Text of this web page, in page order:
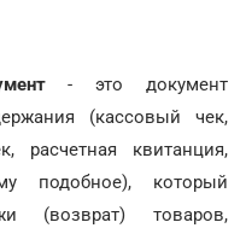
- это документ
(кассовый чек,
расчетная квитанция,
подобное), который
(возврат) товаров,